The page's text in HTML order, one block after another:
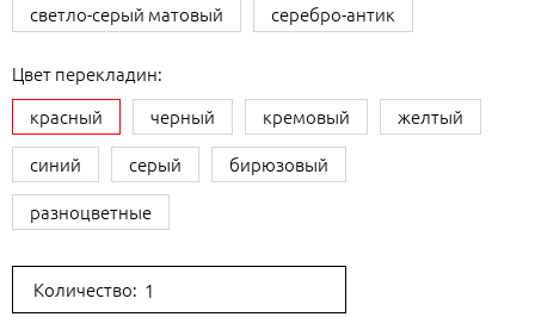
светло-серый матовый
серебро-антик
Цвет перекладин:
красный
черный кремовый
желтый
синий
серый
бирюзовый
разноцветные
Количество: